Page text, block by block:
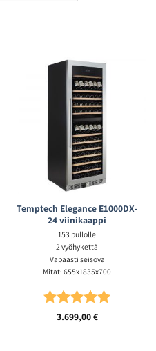
Temptech Elegance E1000DX-
24 viinikaappi
153 pullolle
2 vyöhykettä
Vapaasti seisova
Mitat: 655x1835x700
Arvio:
3.699,00€